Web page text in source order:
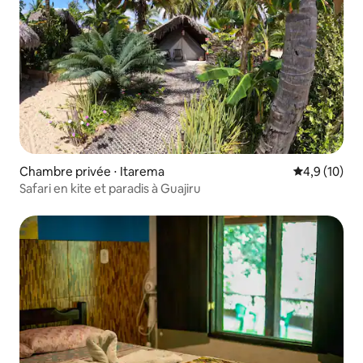
Chambre privée ⋅ Itarema Évaluation
4,9 (10)
Safari en kite et paradis à Guajiru